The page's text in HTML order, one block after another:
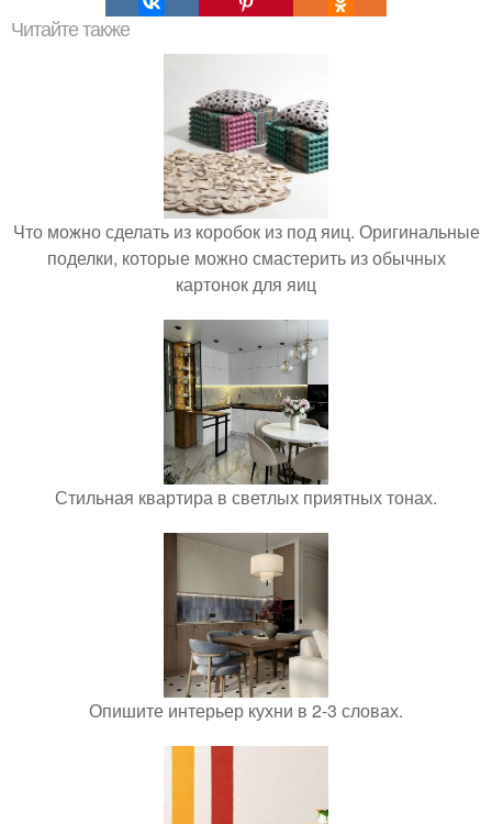
Читайте также
Что можно сделать из коробок из под яиц. Оригинальные
поделки, которые можно смастерить из обычных
картонок для яиц
Стильная квартира в светлых приятных тонах.
Опишите интерьер кухни в 2-3 словах.